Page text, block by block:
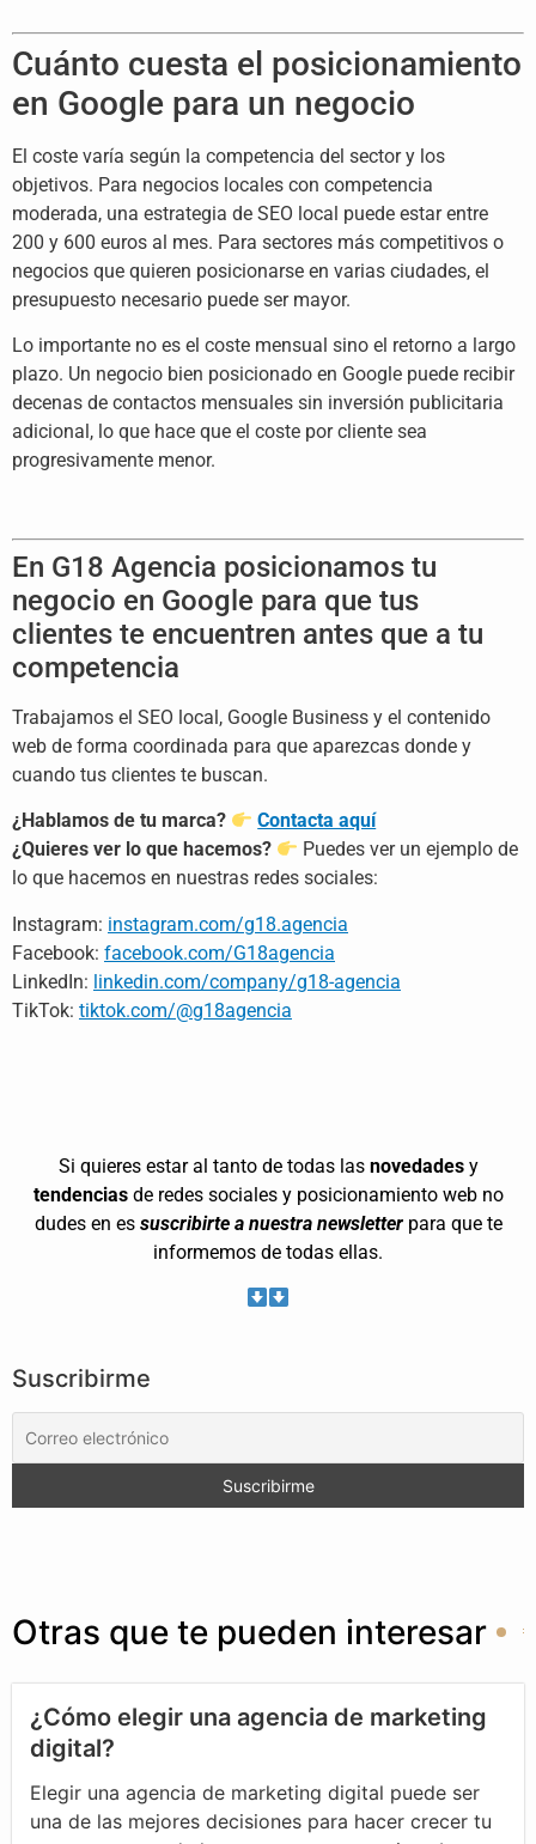
Cuánto cuesta el posicionamiento
en Google para un negocio
El coste varía según la competencia del sector y los
objetivos. Para negocios locales con competencia
moderada, una estrategia de SEO local puede estar entre
200 y 600 euros al mes. Para sectores más competitivos o
negocios que quieren posicionarse en varias ciudades, el
presupuesto necesario puede ser mayor.
Lo importante no es el coste mensual sino el retorno a largo
plazo. Un negocio bien posicionado en Google puede recibir
decenas de contactos mensuales sin inversión publicitaria
adicional, lo que hace que el coste por cliente sea
progresivamente menor.
En G18 Agencia posicionamos tu
negocio en Google para que tus
clientes te encuentren antes que a tu
competencia
Trabajamos el SEO local, Google Business y el contenido
web de forma coordinada para que aparezcas donde y
cuando tus clientes te buscan.
¿Hablamos de tu marca?
Contacta aquí
¿Quieres ver lo que hacemos?
Puedes ver un ejemplo de
lo que hacemos en nuestras redes sociales:
Instagram: instagram.com/g18.agencia
Facebook: facebook.com/G18agencia
LinkedIn: linkedin.com/company/g18-agencia
TikTok: tiktok.com/@g18agencia
Si quieres estar al tanto de todas las novedadesy
tendenciasde redes sociales y posicionamiento web no
dudes en es suscribirte a nuestra newsletterpara que te
informemos de todas ellas.
Suscribirme
Otras que te pueden interesar
¿Cómo elegir una agencia de marketing
digital?
Elegir una agencia de marketing digital puede ser
una de las mejores decisiones para hacer crecer tu